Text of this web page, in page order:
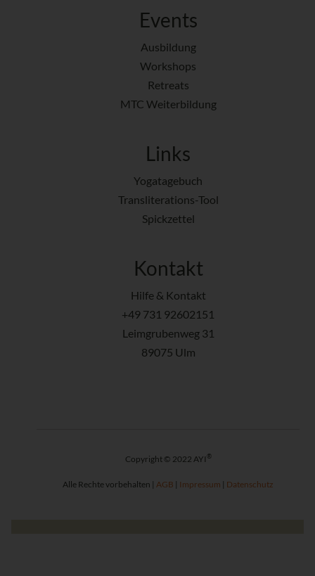
Events
Ausbildung
Workshops
Retreats
MTC Weiterbildung
Links
Yogatagebuch
Transliterations-Tool
Spickzettel
Kontakt
Hilfe & Kontakt
+49 731 92602151
Leimgrubenweg 31
89075 Ulm
Copyright © 2022 AYI ®
Alle Rechte vorbehalten | AGB | Impressum | Datenschutz